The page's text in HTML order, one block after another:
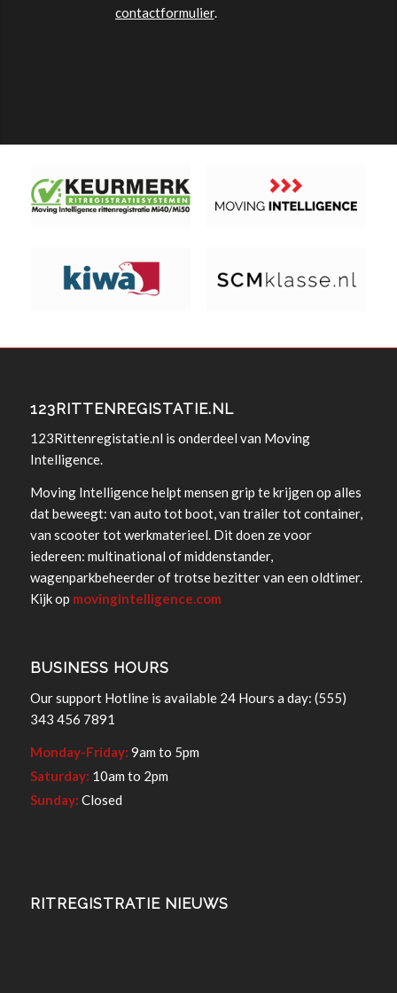
contactformulier.
123RITTENREGISTATIE.NL
123Rittenregistatie.nl is onderdeel van Moving
Intelligence.
Moving Intelligence helpt mensen grip te krijgen op alles
dat beweegt: van auto tot boot, van trailer tot container,
van scooter tot werkmaterieel. Dit doen ze voor
iedereen: multinational of middenstander,
wagenparkbeheerder of trotse bezitter van een oldtimer.
Kijk op movingintelligence.com
BUSINESS HOURS
Our support Hotline is available 24 Hours a day: (555)
343 456 7891
Monday-Friday: 9am to 5pm
Saturday: 10am to 2pm
Sunday: Closed
RITREGISTRATIE NIEUWS